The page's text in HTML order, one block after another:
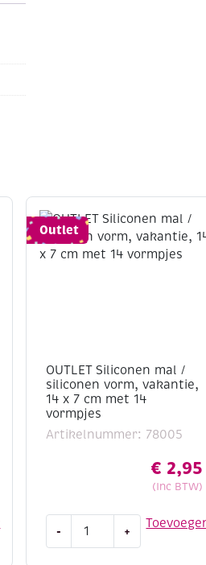
Outlet
OUTLET Siliconen mal /
siliconen vorm, vakantie,
14 x 7 cm met 14
vormpjes
Artikelnummer: 78005
€ 2,95
(Inc BTW)
-
Siliconen
+